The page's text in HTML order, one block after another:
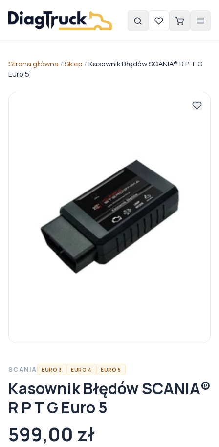
Strona główna / Sklep / Kasownik Błędów SCANIA® R P T G
Euro 5
SCANIA EURO 3 EURO 4 EURO 5
Kasownik Błędów SCANIA®
R P T G Euro 5
599,00 zł